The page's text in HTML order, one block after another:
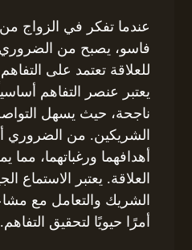
عندما تفكر في الزواج من
فاسو، يصبح من الضروري
للعلاقة تعتمد على
يعتبر عنصر التفاهم
ناجحة، حيث يسهل
الشريكين. من الضروري
أهدافهما ورغباتهما، مما
العلاقة. يعتبر الاستماع
الشريك والتعامل مع
أمرًا حيويًا لتحقيق التفاهم.